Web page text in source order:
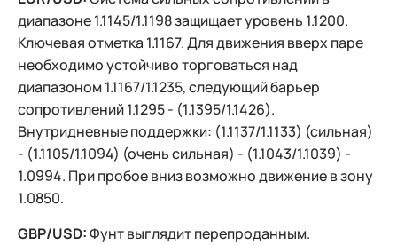
диапазоне 1.1145/1.1198 защищает уровень 1.1200.
Ключевая отметка 1.1167. Для движения вверх паре
необходимо устойчиво торговаться над
диапазоном 1.1167/1.1235, следующий барьер
сопротивлений 1.1295 - (1.1395/1.1426).
Внутридневные поддержки: (1.1137/1.1133) (сильная)
- (1.1105/1.1094) (очень сильная) - (1.1043/1.1039) -
1.0994. При пробое вниз возможно движение в зону
1.0850.
GBP/USD:Фунт выглядит перепроданным.